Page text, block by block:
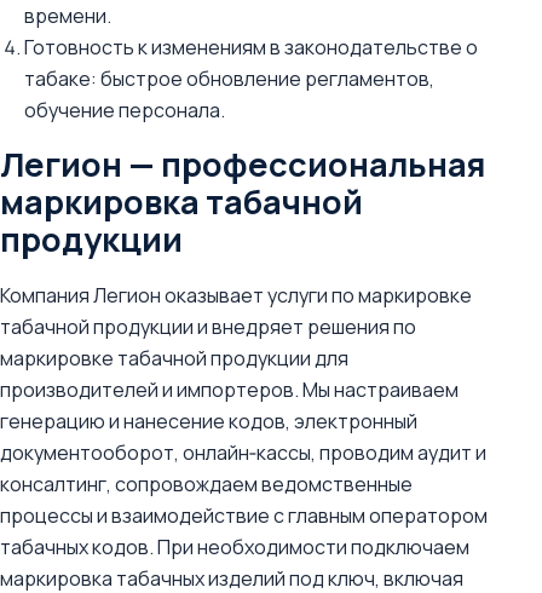
времени.
Готовность к изменениям в законодательстве о
табаке: быстрое обновление регламентов,
обучение персонала.
Легион — профессиональная
маркировка табачной
продукции
Компания Легион оказывает услуги по маркировке
табачной продукции и внедряет решения по
маркировке табачной продукции для
производителей и импортеров. Мы настраиваем
генерацию и нанесение кодов, электронный
документооборот, онлайн‑кассы, проводим аудит и
консалтинг, сопровождаем ведомственные
процессы и взаимодействие с главным оператором
табачных кодов. При необходимости подключаем
маркировка табачных изделий под ключ, включая